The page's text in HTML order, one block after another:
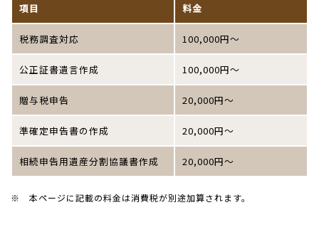
項目 料金
税務調査対応 100,000円～
公正証書遺言作成 100,000円～
贈与税申告 20,000円～
準確定申告書の作成 20,000円～
相続申告用遺産分割協議書作成 20,000円～
※ 本ページに記載の料金は消費税が別途加算されます。